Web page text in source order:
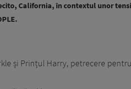
California, în contextul unor
și Prințul Harry, petrecere